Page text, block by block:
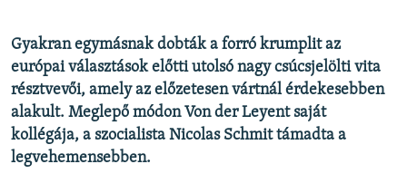
Valamennyi RFE/RL weboldal
Gyakran egymásnak dobták a forró krumplit az
európai választások előtti utolsó nagy csúcsjelölti vita
résztvevői, amely az előzetesen vártnál érdekesebben
alakult. Meglepő módon Von der Leyent saját
kollégája, a szocialista Nicolas Schmit támadta a
legvehemensebben.